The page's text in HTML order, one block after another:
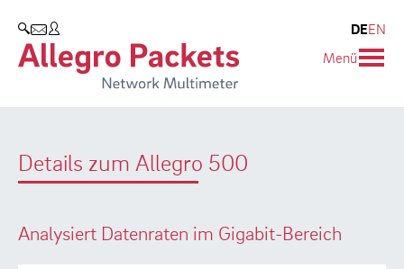
SUCHEN
DEEN
Menü
Details zum Allegro 500
Analysiert Datenraten im Gigabit-Bereich
Use Cases
Whitepaper
Videos
Unternehmen
Partner
Forschung und Lehre
Blog
Presse